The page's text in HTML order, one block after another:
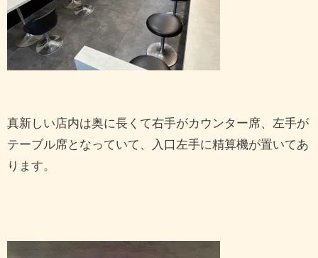
真新しい店内は奥に長くて右手がカウンター席、左手が
テーブル席となっていて、入口左手に精算機が置いてあ
ります。